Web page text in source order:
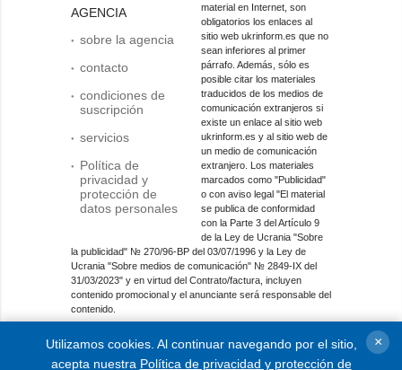
AGENCIA
sobre la agencia
contacto
condiciones de
suscripción
servicios
Política de
privacidad y
protección de
datos personales
material en Internet, son
obligatorios los enlaces al
sitio web ukrinform.es que no
sean inferiores al primer
párrafo. Además, sólo es
posible citar los materiales
traducidos de los medios de
comunicación extranjeros si
existe un enlace al sitio web
ukrinform.es y al sitio web de
un medio de comunicación
extranjero. Los materiales
marcados como "Publicidad"
o con aviso legal "El material
se publica de conformidad
con la Parte 3 del Artículo 9
de la Ley de Ucrania "Sobre
la publicidad" № 270/96-ВР del 03/07/1996 y la Ley de
Ucrania "Sobre medios de comunicación" № 2849-IX del
31/03/2023" y en virtud del Contrato/factura, incluyen
contenido promocional y el anunciante será responsable del
contenido.
Entidad de medios en línea; identificador de medios: R40-
01421.
Utilizamos cookies. Al continuar navegando por el sitio,
acepta nuestra Política de privacidad y protección de
×